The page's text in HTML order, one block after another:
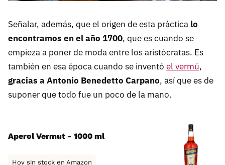
Señalar, además, que el origen de esta práctica lo
encontramos en el año 1700, que es cuando se
empieza a poner de moda entre los aristócratas. Es
también en esa época cuando se inventó el vermú,
gracias a Antonio Benedetto Carpano, así que es de
suponer que todo fue un poco de la mano.
Aperol Vermut - 1000 ml
Hoy sin stock en Amazon